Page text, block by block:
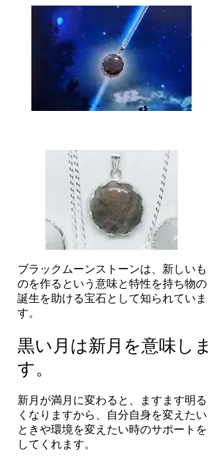
ブラックムーンストーンは、新しいも
のを作るという意味と特性を持ち物の
誕生を助ける宝石として知られていま
す。
黒い月は新月を意味しま
す。
新月が満月に変わると、ますます明る
くなりますから、自分自身を変えたい
ときや環境を変えたい時のサポートを
してくれます。